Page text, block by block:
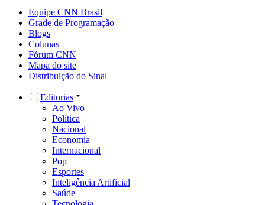
Equipe CNN Brasil
Grade de Programação
Blogs
Colunas
Fórum CNN
Mapa do site
Distribuição do Sinal
Editorias
Ao Vivo
Política
Nacional
Economia
Internacional
Pop
Esportes
Inteligência Artificial
Saúde